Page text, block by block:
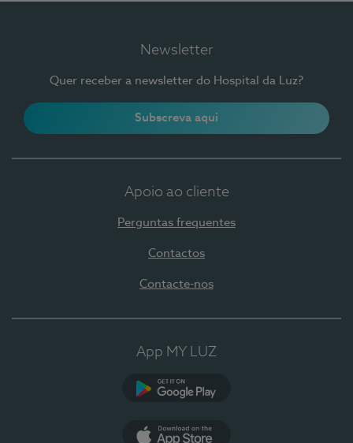
Newsletter
Quer receber a newsletter do Hospital da Luz?
Subscreva aqui
Apoio ao cliente
Perguntas frequentes
Contactos
Contacte-nos
App MY LUZ